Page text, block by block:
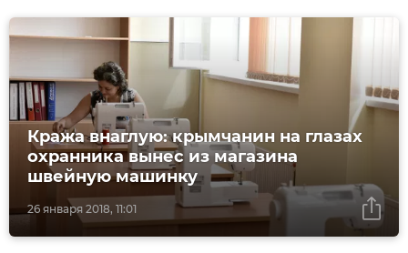
26 января 2018, 11:01
Кража внаглую: крымчанин на глазах
охранника вынес из магазина
швейную машинку